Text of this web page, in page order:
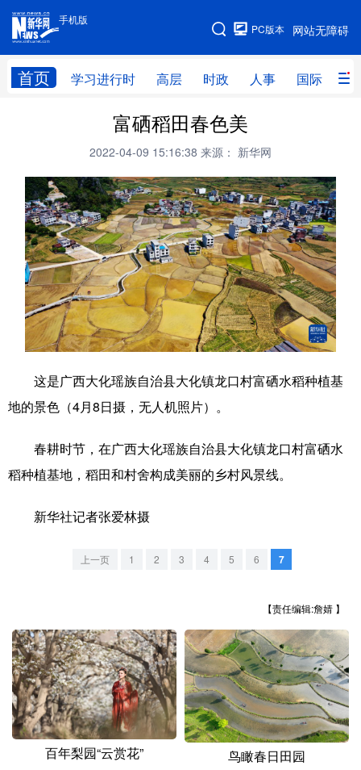
手机版
网站无障碍
PC版本
首页 学习进行时 高层 时政 人事 国际 财
手机版
网站地图
高层 时政
财经 网评
台湾 思客智库 全球连线 教育
科技 科创 量子 体育
文化 书画 健康 军事
访谈 视频 图片 政务
法律 中央文件 金融 汽车
学术中国 乡村振兴 银龄 溯源中国
彩票 娱乐 时尚 悦读
文化产业
北京 天津 河北 山西
辽宁 吉林 上海 江苏
浙江 安徽 福建 江西
山东 河南 湖北 湖南
广东 广西 海南 重庆
富硒稻田春色美
2022-04-09 15:16:38 来源： 新华网
这是广西大化瑶族自治县大化镇龙口村富硒水稻种植基
地的景色（4月8日摄，无人机照片）。
春耕时节，在广西大化瑶族自治县大化镇龙口村富硒水
稻种植基地，稻田和村舍构成美丽的乡村风景线。
新华社记者张爱林摄
上一页 1 2 3 4 5 6 7
【责任编辑:詹婧 】
百年梨园“云赏花” 鸟瞰春日田园